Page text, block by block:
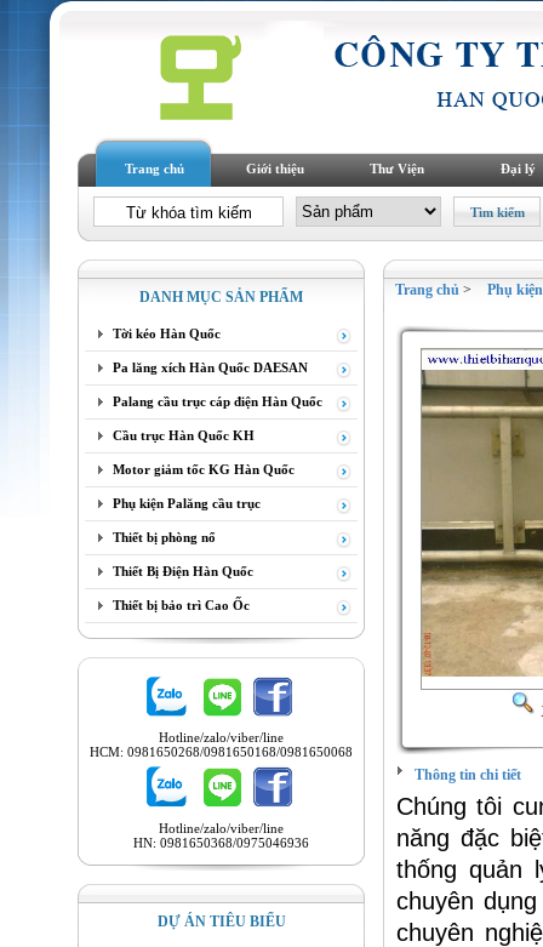
Trang chủ Giới thiệu Thư Viện Đại lý
DANH MỤC SẢN PHẨM
Tời kéo Hàn Quốc
Pa lăng xích Hàn Quốc DAESAN
Palang cầu trục cáp điện Hàn Quốc
Cầu trục Hàn Quốc KH
Motor giảm tốc KG Hàn Quốc
Phụ kiện Palăng cầu trục
Thiết bị phòng nổ
Thiết Bị Điện Hàn Quốc
Thiết bị bảo trì Cao Ốc
Hotline/zalo/viber/line
HCM: 0981650268/0981650168/0981650068
Hotline/zalo/viber/line
HN: 0981650368/0975046936
DỰ ÁN TIÊU BIỂU
Trang chủ > Phụ
Thông tin chi tiết
Chúng tôi
năng đặc
thống quản
chuyên
chuyên